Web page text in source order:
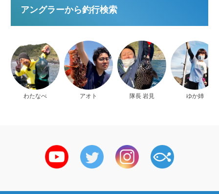
アングラーから釣行検索
わたなべ アオト 隊長 岩見 ゆか姉